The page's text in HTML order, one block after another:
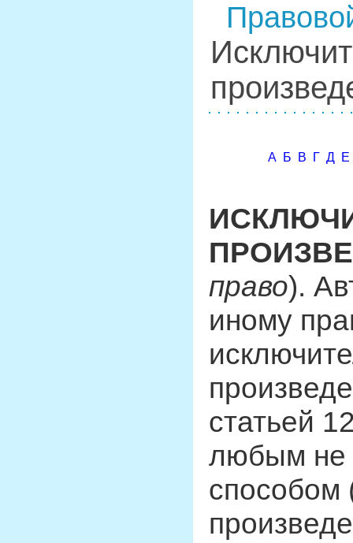
А Б В Г Д Е
право).
иному
статьей
любым не
способом